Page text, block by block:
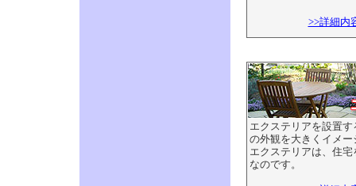
>>詳細内
エクステリアを設置
の外観を大きくイメ
エクステリアは、住
なのです。